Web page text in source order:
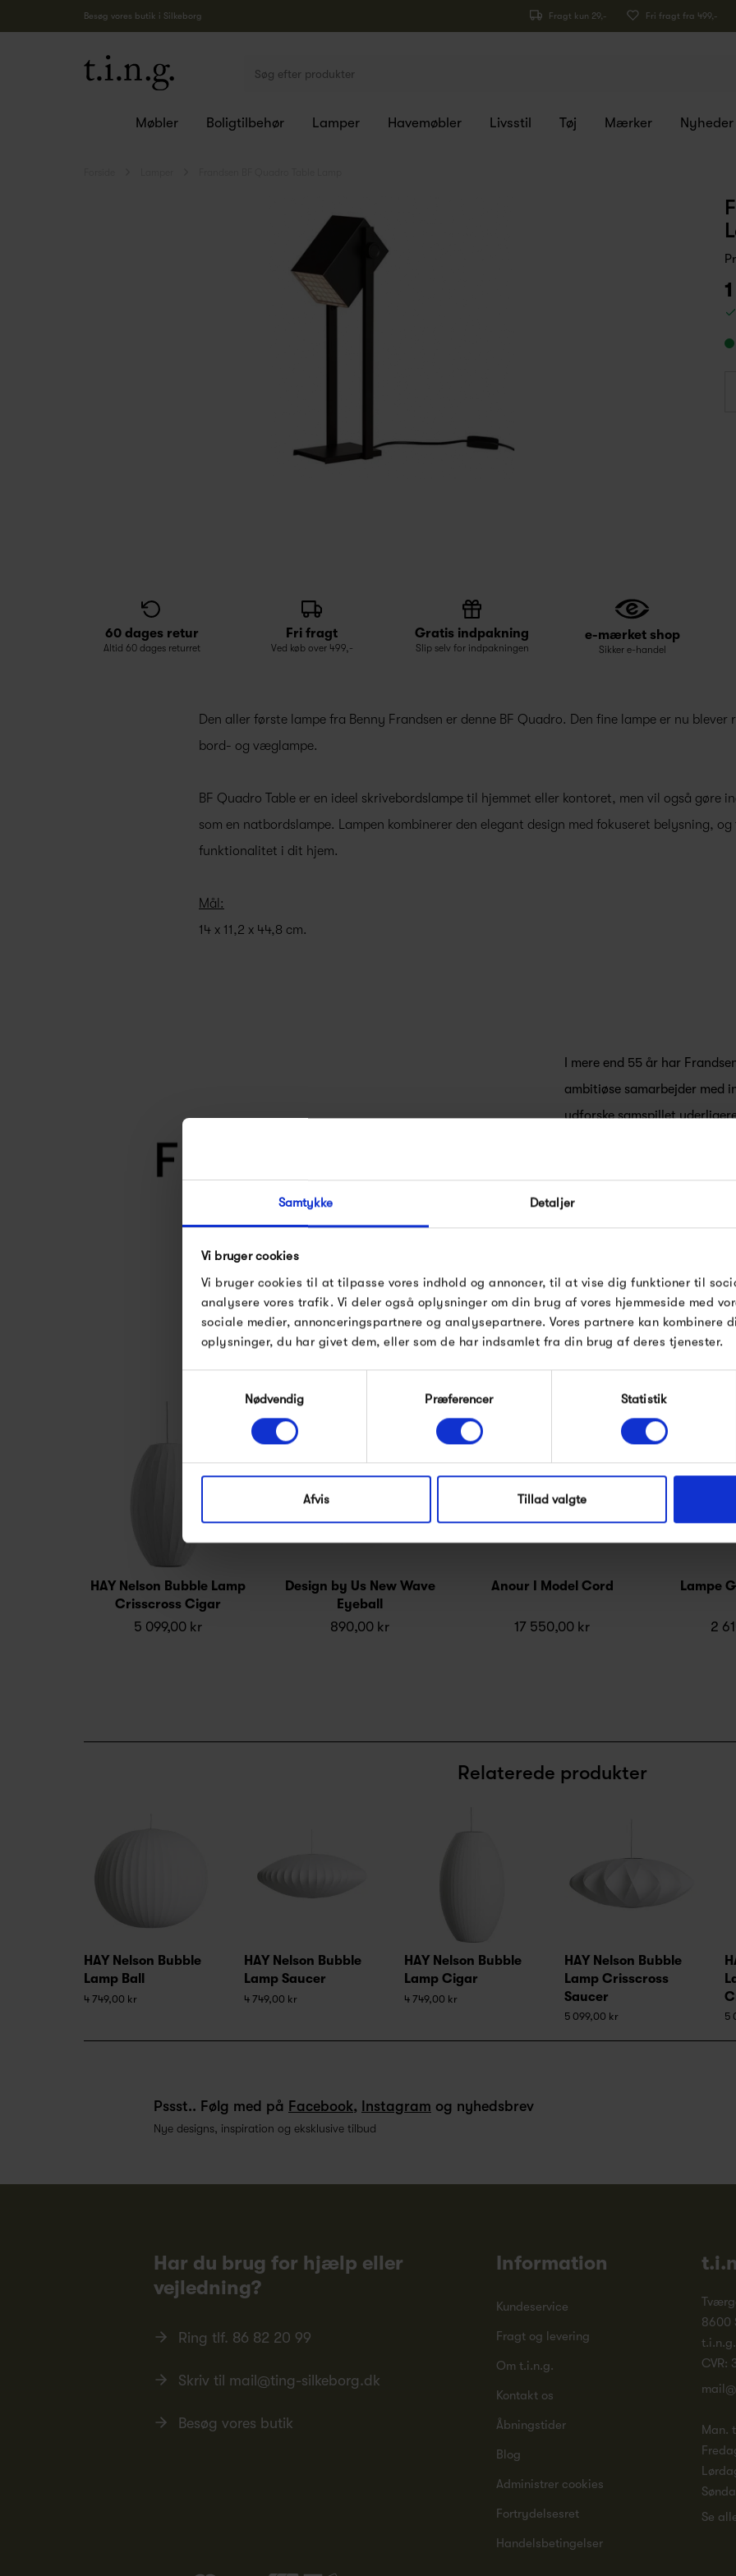
Samtykke Detaljer
Vi bruger cookies
Vi bruger cookies til at tilpasse vores indhold og annoncer, til at vise dig funktioner til
analysere vores trafik. Vi deler også oplysninger om din brug af vores hjemmeside med
sociale medier, annonceringspartnere og analysepartnere. Vores partnere kan kombinere
oplysninger, du har givet dem, eller som de har indsamlet fra din brug af deres tjenester.
Nødvendig
Præferencer Statistik
Afvis Tillad valgte
Besøg vores butik i Silkeborg Fragt kun 29,- Fri fragt fra 499,-
Møbler Boligtilbehør Lamper Havemøbler Livsstil Tøj Mærker Nyheder
60 dages retur
Altid 60 dages returret
Fri fragt
Ved køb over 499,-
Gratis indpakning
Slip selv for indpakningen
e-mærket shop
Sikker e-handel
Den aller første lampe fra Benny Frandsen er denne BF Quadro. Den fine lampe er nu blever
bord- og væglampe.
BF Quadro Table er en ideel skrivebordslampe til hjemmet eller kontoret, men vil også gøre
som en natbordslampe. Lampen kombinerer den elegant design med fokuseret belysning,
funktionalitet i dit hjem.
Mål:
14 x 11,2 x 44,8 cm.
Se alle varer fra Frandsen
I mere end 55 år har
ambitiøse samarbejder med
udforske samspillet
stadig være en lampe, men
hvad der er muligt, skabe
At opretholde ånden hos
Frandsen fortsætter
belysning og design og fejrer
HAY Nelson Bubble Lamp
Crisscross Cigar
5 099,00 kr
Design by Us New Wave
Eyeball
890,00 kr
Anour I Model Cord
17 550,00 kr
Lampe
2
Relaterede produkter
HAY Nelson Bubble
Lamp Ball
4 749,00 kr
HAY Nelson Bubble
Lamp Saucer
4 749,00 kr
HAY Nelson Bubble
Lamp Cigar
4 749,00 kr
HAY Nelson Bubble
Lamp Crisscross
Saucer
5 099,00 kr 5
Pssst.. Følg med på Facebook, Instagram og nyhedsbrev
Nye designs, inspiration og eksklusive tilbud
Har du brug for hjælp eller
vejledning?
Ring tlf. 86 82 20 99
Skriv til mail@ting-silkeborg.dk
Besøg vores butik
Information
Kundeservice
Fragt og levering
Om t.i.n.g.
Kontakt os
Åbningstider
Blog
Administrer cookies
Fortrydelsesret
Handelsbetingelser
8600
CVR:
Man.
Se